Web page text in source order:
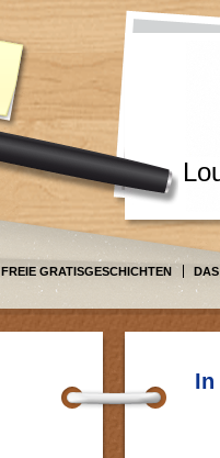
FREIE GRATISGESCHICHTEN